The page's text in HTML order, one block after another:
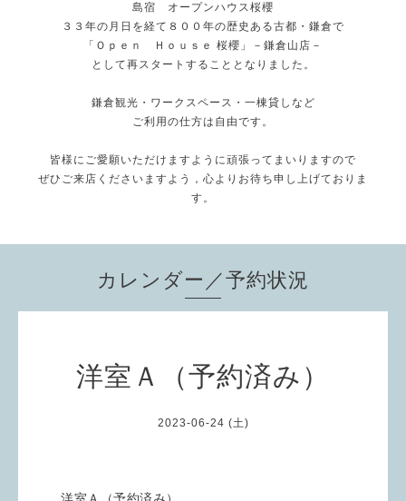
島宿 オープンハウス桜櫻
３３年の月日を経て８００年の歴史ある古都・鎌倉で
「Ｏｐｅｎ Ｈｏｕｓｅ 桜櫻」－鎌倉山店－
として再スタートすることとなりました。
鎌倉観光・ワークスペース・一棟貸しなど
ご利用の仕方は自由です。
皆様にご愛願いただけますように頑張ってまいりますので
ぜひご来店くださいますよう，心よりお待ち申し上げておりま
す。
カレンダー／予約状況
洋室Ａ（予約済み）
2023-06-24 (土)